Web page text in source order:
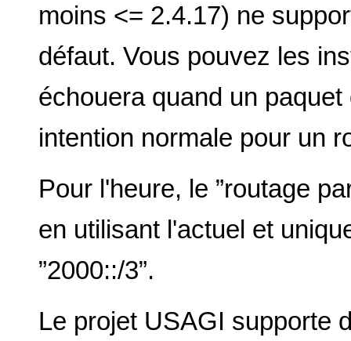
moins <= 2.4.17) ne
défaut. Vous pouvez les
échouera quand un
intention normale pour un
Pour l'heure, le ”routage
en utilisant l'actuel et
”2000::/3”.
Le projet USAGI supporte